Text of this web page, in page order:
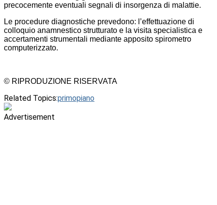
precocemente eventuali segnali di insorgenza di malattie.
Le procedure diagnostiche prevedono: l’effettuazione di
colloquio anamnestico strutturato e la visita specialistica e
accertamenti strumentali mediante apposito spirometro
computerizzato.
© RIPRODUZIONE RISERVATA
Related Topics:primopiano
Advertisement